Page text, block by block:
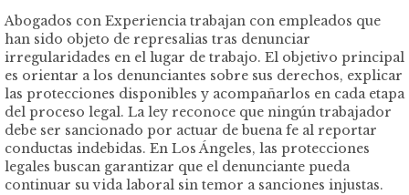
Abogados con Experiencia trabajan con empleados que
han sido objeto de represalias tras denunciar
irregularidades en el lugar de trabajo. El objetivo principal
es orientar a los denunciantes sobre sus derechos, explicar
las protecciones disponibles y acompañarlos en cada etapa
del proceso legal. La ley reconoce que ningún trabajador
debe ser sancionado por actuar de buena fe al reportar
conductas indebidas. En Los Ángeles, las protecciones
legales buscan garantizar que el denunciante pueda
continuar su vida laboral sin temor a sanciones injustas.